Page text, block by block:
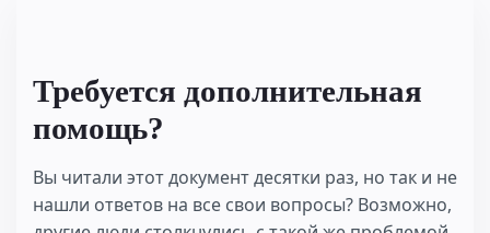
Требуется дополнительная
помощь?
Вы читали этот документ десятки раз, но так и не
нашли ответов на все свои вопросы? Возможно,